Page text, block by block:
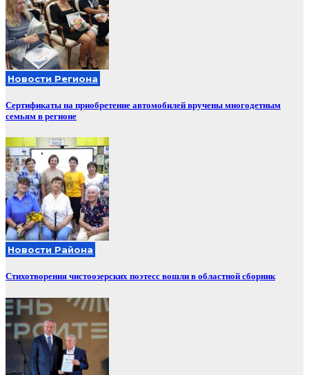
Новости Региона
Сертификаты на приобретение автомобилей вручены многодетным
семьям в регионе
Новости Района
Стихотворения чистоозерских поэтесс вошли в областной сборник